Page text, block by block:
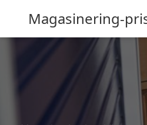
Magasinering-